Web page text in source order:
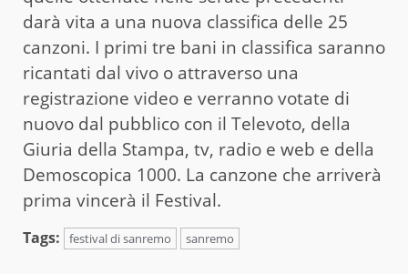
darà vita a una nuova classifica delle 25
canzoni. I primi tre bani in classifica saranno
ricantati dal vivo o attraverso una
registrazione video e verranno votate di
nuovo dal pubblico con il Televoto, della
Giuria della Stampa, tv, radio e web e della
Demoscopica 1000. La canzone che arriverà
prima vincerà il Festival.
Tags: festival di sanremo sanremo